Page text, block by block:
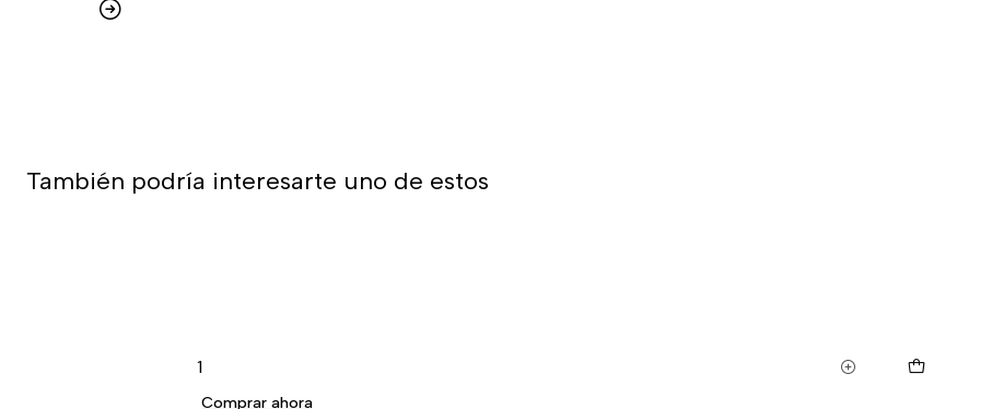
También podría interesarte uno de estos
Comprar ahora